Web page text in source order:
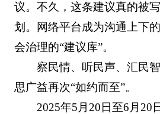
议。不久，这条建议真的被
划。网络平台成为沟通上下
会治理的“建议库”。
察民情、听民声、汇民
思广益再次“如约而至”。
2025年5月20日至6月20